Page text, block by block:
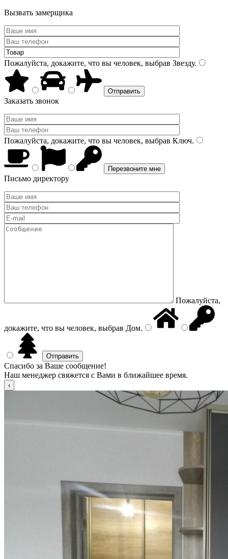
Вызвать замерщика
Пожалуйста, докажите, что вы человек, выбрав Звезду.
Заказать звонок
Пожалуйста, докажите, что вы человек, выбрав Ключ.
Письмо директору
Пожалуйста,
докажите, что вы человек, выбрав Дом.
Спасибо за Ваше сообщение!
Наш менеджер свяжется с Вами в ближайшее время.